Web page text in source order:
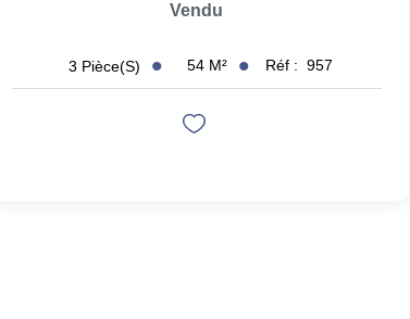
Vendu
3 Pièce(s) 54 M² Réf : 957